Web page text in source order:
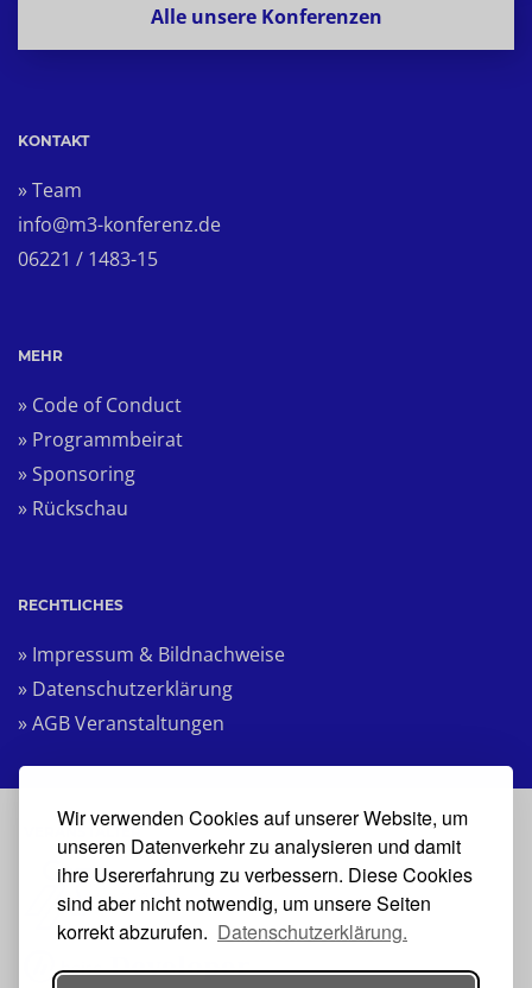
Wir verwenden Cookies auf unserer Website, um
unseren Datenverkehr zu analysieren und damit
ihre Usererfahrung zu verbessern. Diese Cookies
sind aber nicht notwendig, um unsere Seiten
korrekt abzurufen. Datenschutzerklärung.
Alle unsere Konferenzen
KONTAKT
» Team
info@m3-konferenz.de
06221 / 1483-15
MEHR
» Code of Conduct
» Programmbeirat
» Sponsoring
» Rückschau
RECHTLICHES
» Impressum & Bildnachweise
» Datenschutzerklärung
» AGB Veranstaltungen
VERANSTALTER